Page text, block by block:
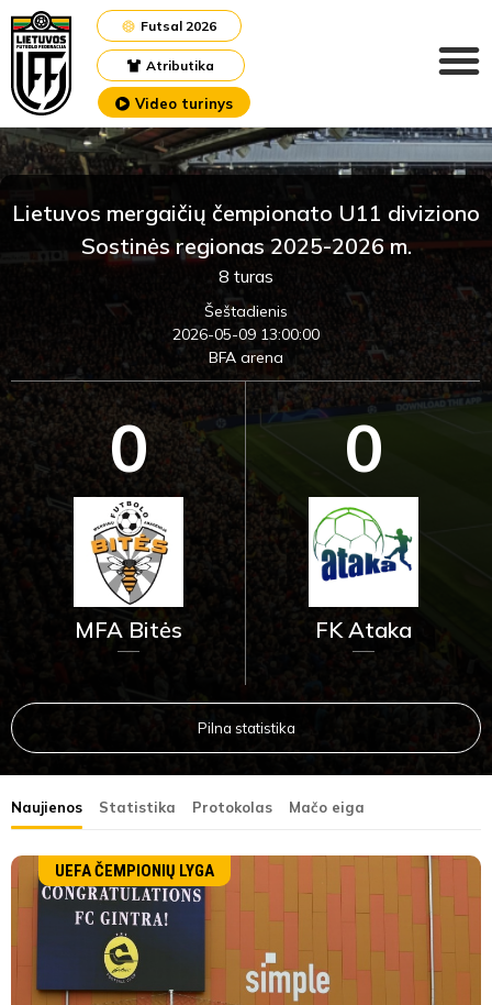
Atributika
Futsal 2026
Video turinys
Lietuvos mergaičių čempionato U11 diviziono
Sostinės regionas 2025-2026 m.
8 turas
Šeštadienis
2026-05-09 13:00:00
BFA arena
0
MFA Bitės
0
FK Ataka
Pilna statistika
Naujienos Statistika Protokolas Mačo eiga
UEFA ČEMPIONIŲ LYGA